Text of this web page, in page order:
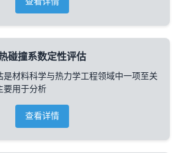
碰撞系数定性评估
是材料科学与热力学工程领域中一项至关
要用于分析
查看详情